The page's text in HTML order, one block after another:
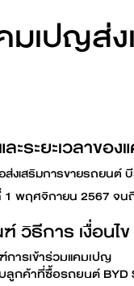
คำน
มเปญส่
ะระยะเวลาของ
งเสริมการขายรถยนต์
1 พฤศจิกายน 2567 จน
วิธีการ เงื่อนไ
ารเข้าร่วมแคมเปญ
กค้าที่ซื้อรถยนต์ BYD